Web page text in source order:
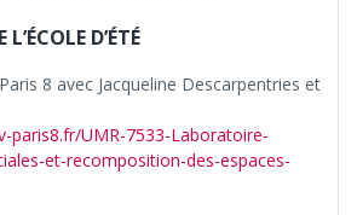
D’ÉTÉ
Paris 8 avec Jacqueline Descarpentries et
paris8.fr/UMR-7533-Laboratoire-
et-recomposition-des-espaces-